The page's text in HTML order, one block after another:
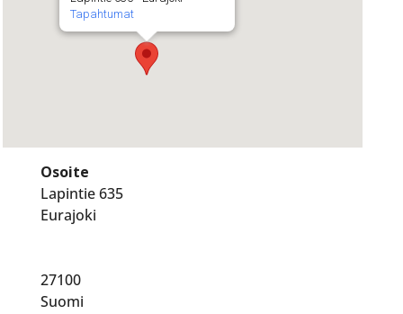
Tapahtumat
Osoite
Lapintie 635
Eurajoki
27100
Suomi